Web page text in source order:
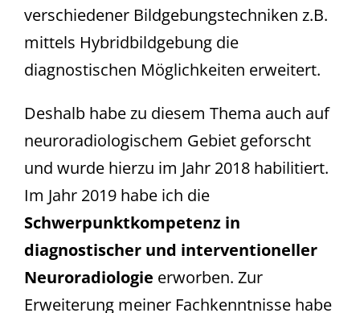
verschiedener Bildgebungstechniken z.B.
mittels Hybridbildgebung die
diagnostischen Möglichkeiten erweitert.
Deshalb habe zu diesem Thema auch auf
neuroradiologischem Gebiet geforscht
und wurde hierzu im Jahr 2018 habilitiert.
Im Jahr 2019 habe ich die
Schwerpunktkompetenz in
diagnostischer und interventioneller
Neuroradiologie erworben. Zur
Erweiterung meiner Fachkenntnisse habe